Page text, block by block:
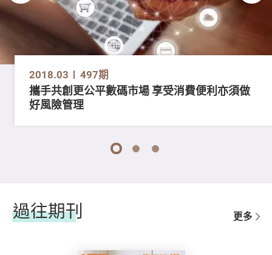
2018.03 497期
攜手共創更公平數碼市場 享受消費便利亦須做
好風險管理
1 2 3
過往期刊 更多